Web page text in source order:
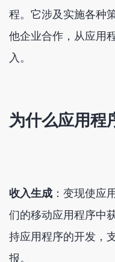
程。它涉及实施各种
他企业合作，从应用
入。
为什么应用程
收入生成 ：变现使应
们的移动应用程序中
持应用程序的开发，
报。